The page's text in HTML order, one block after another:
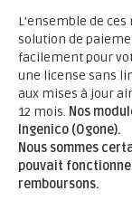
L’ensemble de
solution de
facilement pour
une license sans
aux mises à jour
12 mois. Nos
Ingenico (Ogone).
Nous sommes
pouvait
remboursons.